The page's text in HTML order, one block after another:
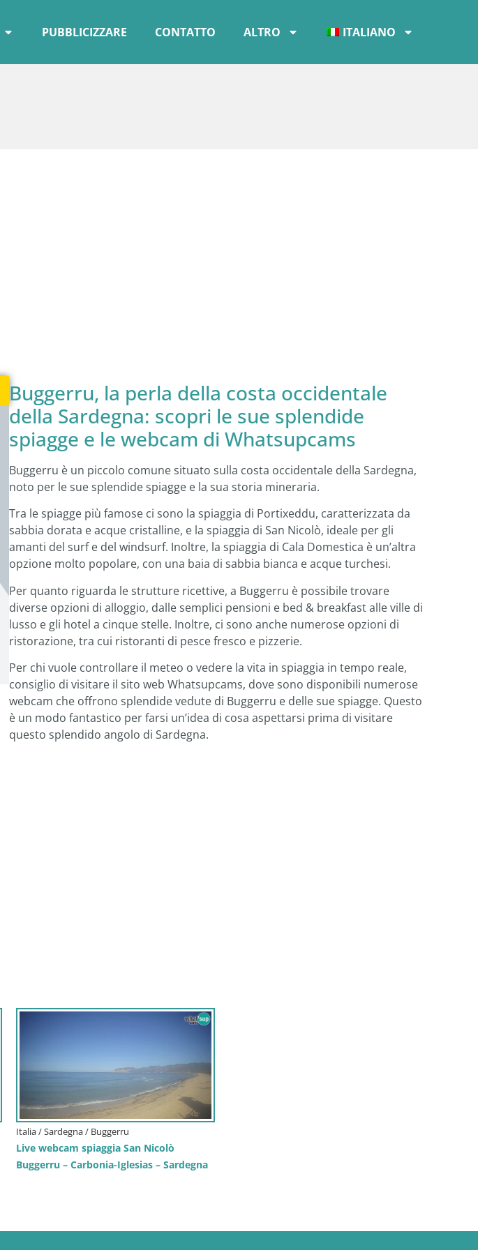
PUBBLICIZZARE CONTATTO ALTRO ITALIANO
Buggerru, la perla della costa occidentale
della Sardegna: scopri le sue splendide
spiagge e le webcam di Whatsupcams
Buggerru è un piccolo comune situato sulla costa occidentale della Sardegna,
noto per le sue splendide spiagge e la sua storia mineraria.
Tra le spiagge più famose ci sono la spiaggia di Portixeddu, caratterizzata da
sabbia dorata e acque cristalline, e la spiaggia di San Nicolò, ideale per gli
amanti del surf e del windsurf. Inoltre, la spiaggia di Cala Domestica è un’altra
opzione molto popolare, con una baia di sabbia bianca e acque turchesi.
Per quanto riguarda le strutture ricettive, a Buggerru è possibile trovare
diverse opzioni di alloggio, dalle semplici pensioni e bed & breakfast alle ville di
lusso e gli hotel a cinque stelle. Inoltre, ci sono anche numerose opzioni di
ristorazione, tra cui ristoranti di pesce fresco e pizzerie.
Per chi vuole controllare il meteo o vedere la vita in spiaggia in tempo reale,
consiglio di visitare il sito web Whatsupcams, dove sono disponibili numerose
webcam che offrono splendide vedute di Buggerru e delle sue spiagge. Questo
è un modo fantastico per farsi un’idea di cosa aspettarsi prima di visitare
questo splendido angolo di Sardegna.
Italia / Sardegna / Buggerru
Live webcam spiaggia San Nicolò
Buggerru – Carbonia-Iglesias – Sardegna